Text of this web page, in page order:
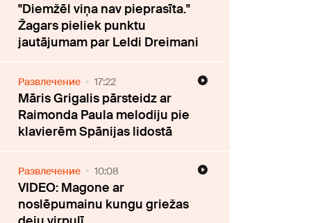
"Diemžēl viņa nav pieprasīta."
Žagars pieliek punktu
jautājumam par Leldi Dreimani
Развлечение 17:22
Māris Grigalis pārsteidz ar
Raimonda Paula melodiju pie
klavierēm Spānijas lidostā
Развлечение 10:08
VIDEO: Magone ar
noslēpumainu kungu griežas